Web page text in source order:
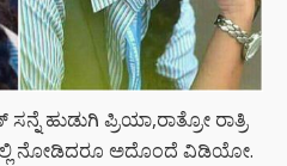
ಹುಡುಗಿ ಪ್ರಿಯಾ,ರಾತ್ರೋ ರಾತ್ರಿ
ಎಲ್ಲಿ ನೋಡಿದರೂ ಅದೊಂದೆ ವಿಡಿಯೋ.